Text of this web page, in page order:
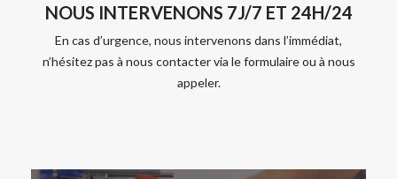
NOUS INTERVENONS 7J/7 ET 24H/24
En cas d’urgence, nous intervenons dans l’immédiat,
n’hésitez pas à nous contacter via le formulaire ou à nous
appeler.